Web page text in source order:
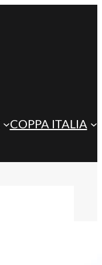
COPPA ITALIA